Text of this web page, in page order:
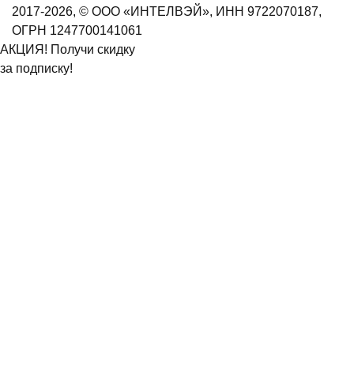
2017-2026, © ООО «ИНТЕЛВЭЙ», ИНН 9722070187,
ОГРН 1247700141061
АКЦИЯ! Получи скидку
за подписку!